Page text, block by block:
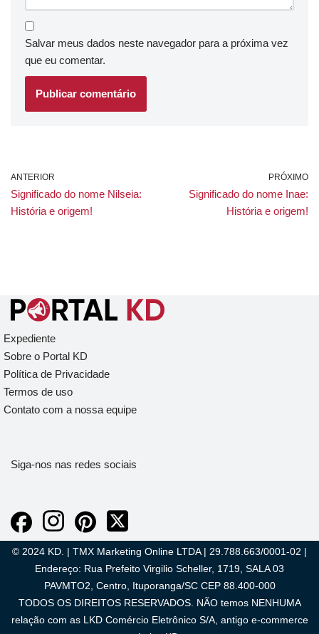
Salvar meus dados neste navegador para a próxima vez
que eu comentar.
ANTERIOR
Significado do nome Nilseia:
História e origem!
PRÓXIMO
Significado do nome Inae:
História e origem!
Expediente
Sobre o Portal KD
Política de Privacidade
Termos de uso
Contato com a nossa equipe
Siga-nos nas redes sociais
© 2024 KD. | TMX Marketing Online LTDA | 29.788.663/0001-02 |
Endereço: Rua Prefeito Virgilio Scheller, 1719, SALA 03
PAVMTO2, Centro, Ituporanga/SC CEP 88.400-000
TODOS OS DIREITOS RESERVADOS. NÃO temos NENHUMA
relação com as LKD Comércio Eletrônico S/A, antigo e-commerce